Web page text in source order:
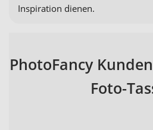
Inspiration dienen.
PhotoFancy
Foto-